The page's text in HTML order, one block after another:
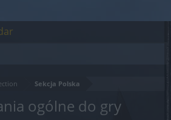
Sekcja Polska
ogólne do gry